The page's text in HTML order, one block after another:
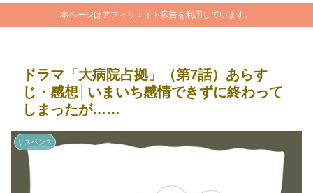
本ページはアフィリエイト広告を利用しています。
ドラマ「大病院占拠」（第7話）あらす
じ・感想│いまいち感情できずに終わって
しまったが……
サスペンス